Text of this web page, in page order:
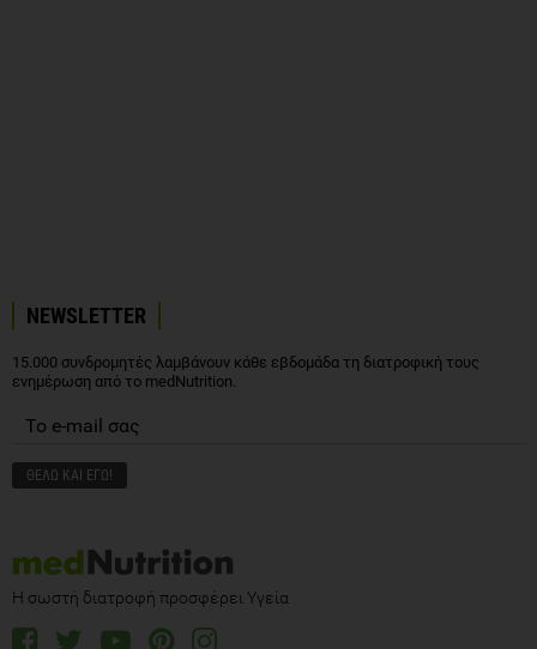
NEWSLETTER
15.000 συνδρομητές λαμβάνουν κάθε εβδομάδα τη διατροφική τους
ενημέρωση από το medNutrition.
Η σωστή διατροφή προσφέρει Υγεία